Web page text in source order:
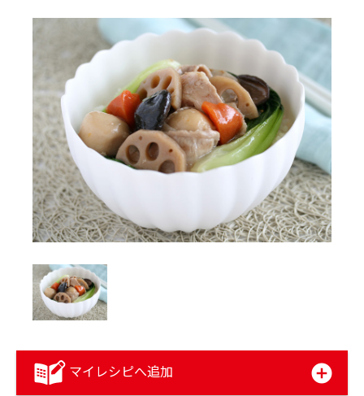
マイレシピへ追加